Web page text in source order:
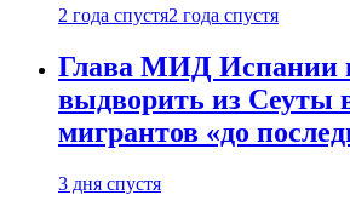
2 года спустя2 года спустя
Глава МИД Испании
выдворить из Сеуты
мигрантов «до
3 дня спустя